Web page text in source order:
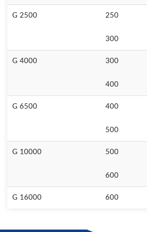
G 2500 250
300
G 4000 300
400
G 6500 400
500
G 10000 500
600
G 16000 600